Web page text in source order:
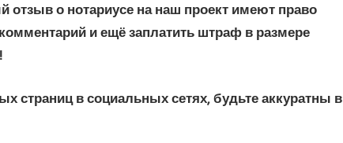
отзыв о нотариусе на наш проект имеют право
и ещё заплатить штраф в размере
страниц в социальных сетях, будьте аккуратны в